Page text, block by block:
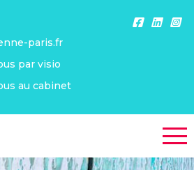
paris.fr
par visio
au cabinet